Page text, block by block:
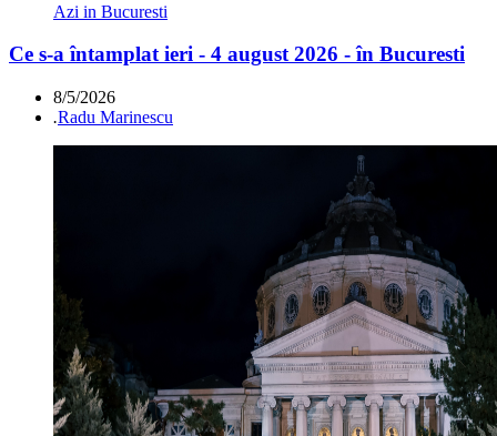
Azi in Bucuresti
Ce s-a întamplat ieri - 4 august 2026 - în Bucuresti
8/5/2026
.Radu Marinescu